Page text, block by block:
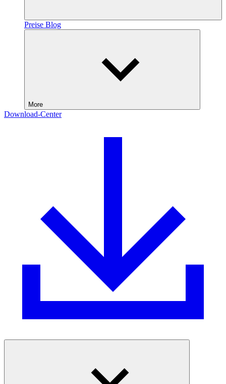
Preise Blog
More
Download-Center